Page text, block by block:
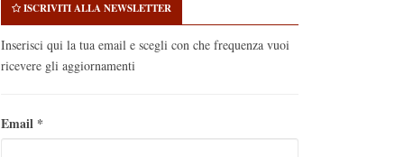
ISCRIVITI ALLA NEWSLETTER
Inserisci qui la tua email e scegli con che frequenza vuoi
ricevere gli aggiornamenti
Email *